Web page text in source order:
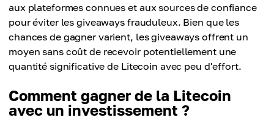
aux plateformes connues et aux sources de confiance
pour éviter les giveaways frauduleux. Bien que les
chances de gagner varient, les giveaways offrent un
moyen sans coût de recevoir potentiellement une
quantité significative de Litecoin avec peu d'effort.
Comment gagner de la Litecoin
avec un investissement ?